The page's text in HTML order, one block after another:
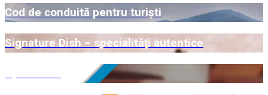
Cod de conduită pentru turiști
Signature Dish – specialități autentice